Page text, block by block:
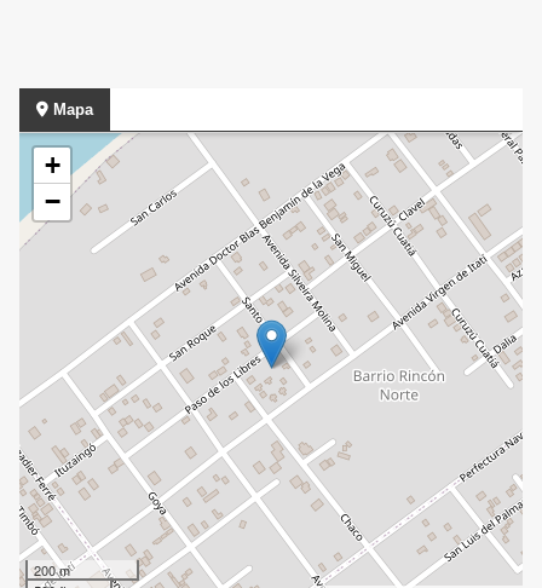
Mapa
+
−
200 m